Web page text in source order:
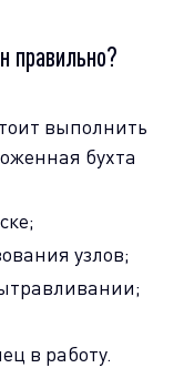
правильно?
выполнить
бухта
узлов;
в работу.